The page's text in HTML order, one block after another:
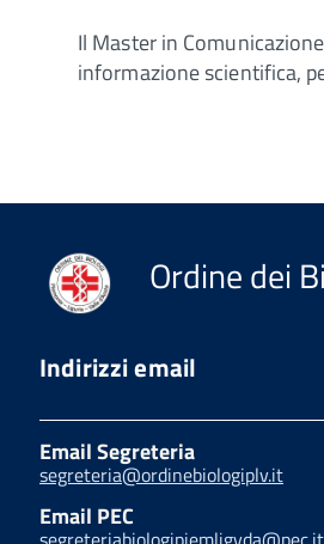
Il Master in
informazione scientifica,
Ordine dei
Indirizzi email
Email Segreteria
segreteria@ordinebiologiplv.it
Email PEC